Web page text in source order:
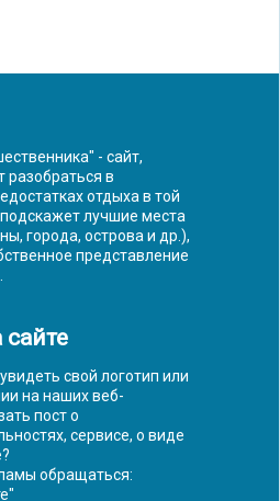
- сайт,
в
отдыха в той
лучшие места
города, острова и др.),
представление
свой логотип или
на наших веб-
пост о
сервисе, о виде
обращаться:
"